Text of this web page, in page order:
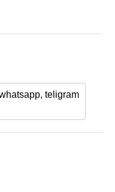
h
teligram